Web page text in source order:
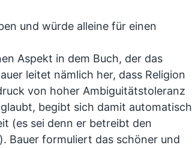
und würde alleine für einen
Aspekt in dem Buch, der das
leitet nämlich her, dass Religion
von hoher Ambiguitätstoleranz
begibt sich damit automatisch
(es sei denn er betreibt den
Bauer formuliert das schöner und